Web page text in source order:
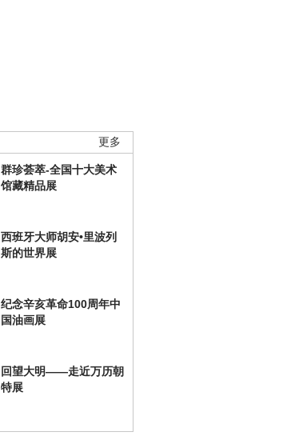
更多
群珍荟萃-全国十大美术
馆藏精品展
西班牙大师胡安•里波列
斯的世界展
纪念辛亥革命100周年中
国油画展
回望大明——走近万历朝
特展